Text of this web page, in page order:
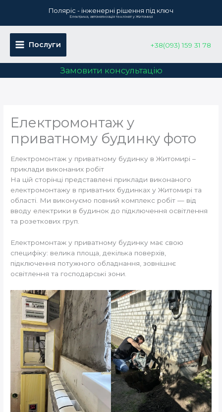
вмісту
Поляріс - інженерні рішення під ключ
Електрика, автоматизація та клімат у Житомирі
Послуги +38(093) 159 31 78
Замовити консультацію
Електромонтаж у
приватному будинку фото
Електромонтаж у приватному будинку в Житомирі –
приклади виконаних робіт
На цій сторінці представлені приклади виконаного
електромонтажу в приватних будинках у Житомирі та
області. Ми виконуємо повний комплекс робіт — від
вводу електрики в будинок до підключення освітлення
та розеткових груп.
Електромонтаж у приватному будинку має свою
специфіку: велика площа, декілька поверхів,
підключення потужного обладнання, зовнішнє
освітлення та господарські зони.